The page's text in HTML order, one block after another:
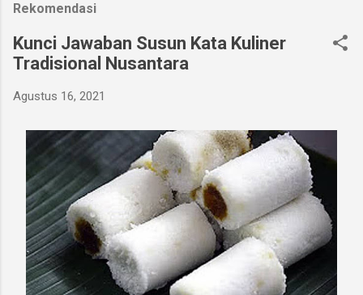
Rekomendasi
Kunci Jawaban Susun Kata Kuliner
Tradisional Nusantara
Agustus 16, 2021